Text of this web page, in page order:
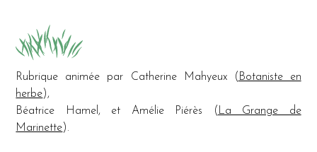
Rubrique animée par Catherine Mahyeux ( Botaniste en
herbe),
Béatrice Hamel, et Amélie Piérès ( La Grange de
Marinette).